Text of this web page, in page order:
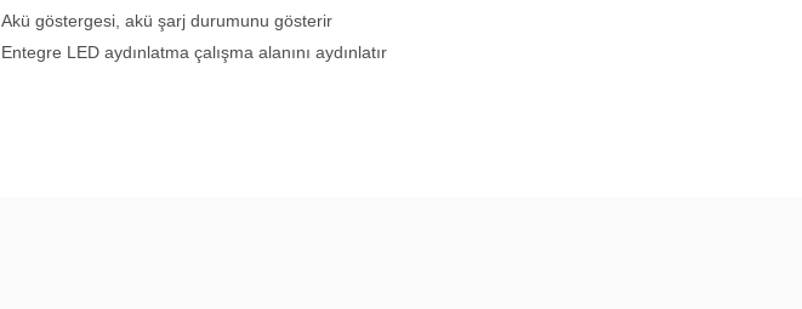
Akü göstergesi, akü şarj durumunu gösterir
Entegre LED aydınlatma çalışma alanını aydınlatır